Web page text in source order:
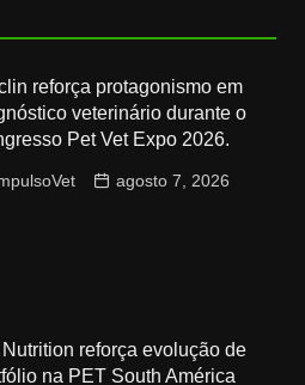
reforça protagonismo em
veterinário durante o
Pet Vet Expo 2026.
agosto 7, 2026
Nutrition reforça evolução de
na PET South América